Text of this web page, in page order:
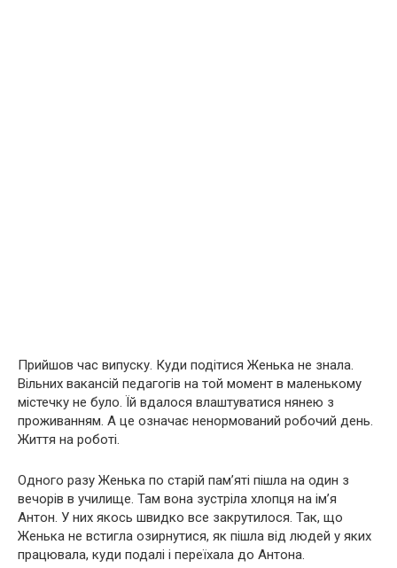
Прийшов час випуску. Куди подітися Женька не знала.
Вільних вакансій педагогів на той момент в маленькому
містечку не було. Їй вдалося влаштуватися нянею з
проживанням. А це означає ненормований робочий день.
Життя на роботі.
Одного разу Женька по старій пам’яті пішла на один з
вечорів в училище. Там вона зустріла хлопця на ім’я
Антон. У них якось швидко все закрутилося. Так, що
Женька не встигла озирнутися, як пішла від людей у яких
працювала, куди подалі і переїхала до Антона.